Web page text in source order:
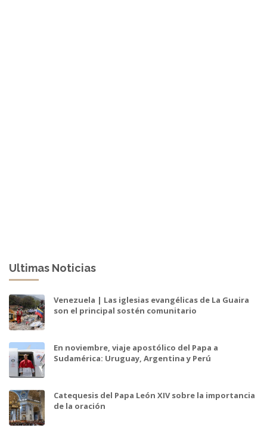
Ultimas Noticias
Venezuela | Las iglesias evangélicas de La Guaira
son el principal sostén comunitario
En noviembre, viaje apostólico del Papa a
Sudamérica: Uruguay, Argentina y Perú
Catequesis del Papa León XIV sobre la importancia
de la oración